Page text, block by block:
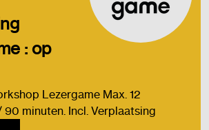
: op
Lezergame Max. 12
90 minuten. Incl. Verplaatsing